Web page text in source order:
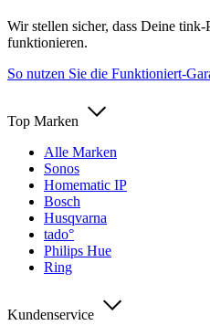
Wir stellen sicher, dass Deine
funktionieren.
So nutzen Sie die Funktioniert-
Top Marken
Alle Marken
Sonos
Homematic IP
Bosch
Husqvarna
tado°
Philips Hue
Ring
Kundenservice